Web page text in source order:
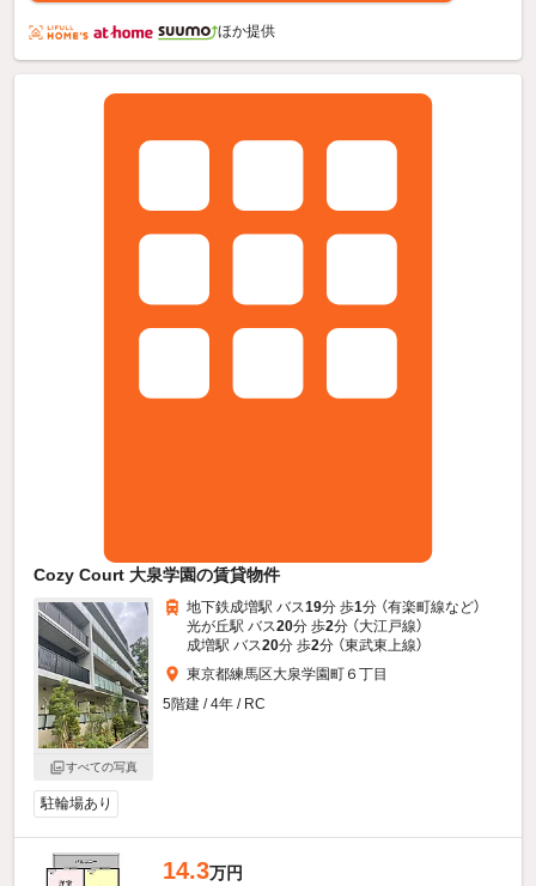
ほか提供
Cozy Court 大泉学園の賃貸物件
すべての写真
地下鉄成増駅 バス19分 歩1分 （有楽町線など）
光が丘駅 バス20分 歩2分 （大江戸線）
成増駅 バス20分 歩2分 （東武東上線）
東京都練馬区大泉学園町６丁目
5階建 / 4年 / RC
駐輪場あり
14.3万円